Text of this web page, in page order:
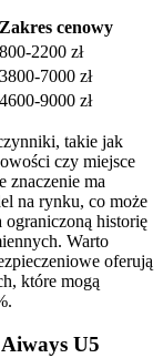
Zakres cenowy
800-2200 zł
3800-7000 zł
4600-9000 zł
takie jak
czy miejsce
znaczenie ma
na rynku, co może
historię
Warto
oferują
które mogą
U5